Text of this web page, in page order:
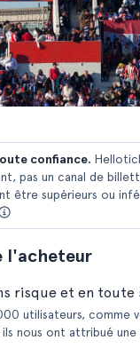
confiance.
pas un canal de
être supérieurs ou
l'acheteur
risque et en
utilisateurs, comme
nous ont attribué